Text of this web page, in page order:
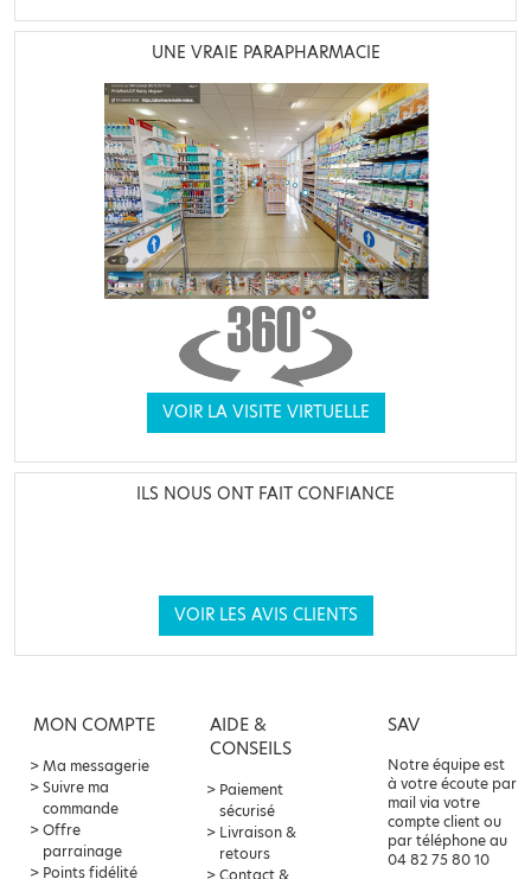
UNE VRAIE PARAPHARMACIE
VOIR LA VISITE VIRTUELLE
ILS NOUS ONT FAIT CONFIANCE
VOIR LES AVIS CLIENTS
MON COMPTE
Ma messagerie
Suivre ma
commande
Offre
parrainage
Points fidélité
AIDE &
CONSEILS
Paiement
sécurisé
Livraison &
retours
Contact &
SAV
Notre équipe est
à votre écoute par
mail via votre
compte client ou
par téléphone au
04 82 75 80 10